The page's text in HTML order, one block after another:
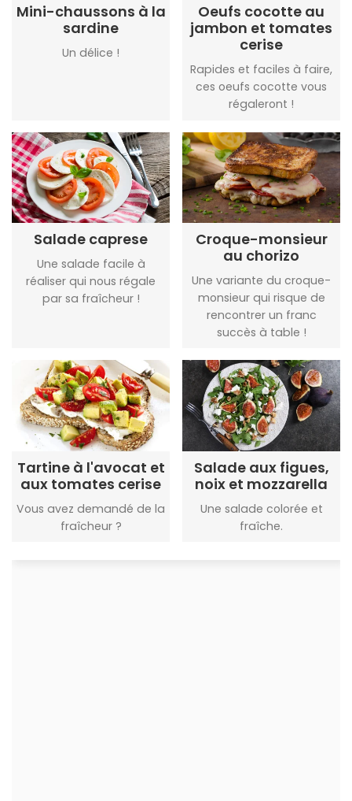
Mini-chaussons à la
sardine
Un délice !
Oeufs cocotte au
jambon et tomates
cerise
Rapides et faciles à faire,
ces oeufs cocotte vous
régaleront !
Salade caprese
Une salade facile à
réaliser qui nous régale
par sa fraîcheur !
Croque-monsieur
au chorizo
Une variante du croque-
monsieur qui risque de
rencontrer un franc
succès à table !
Tartine à l'avocat et
aux tomates cerise
Vous avez demandé de la
fraîcheur ?
Salade aux figues,
noix et mozzarella
Une salade colorée et
fraîche.